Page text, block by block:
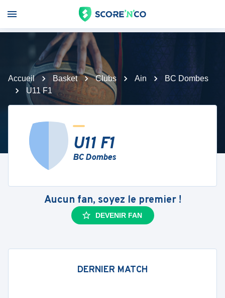
Accueil Basket Clubs Ain
BC Dombes
U11 F1
U11 F1
BC Dombes
Aucun fan, soyez le premier !
DEVENIR FAN
DERNIER MATCH